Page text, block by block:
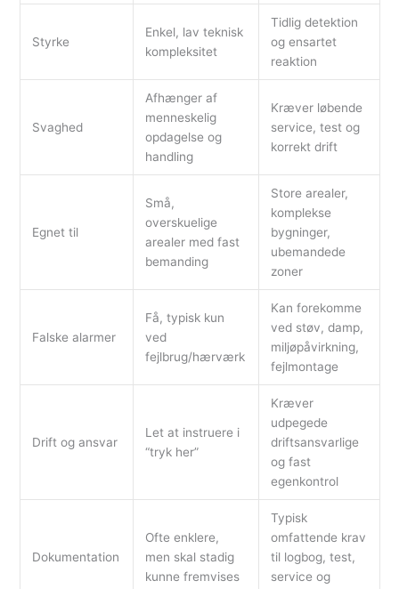
Styrke
Enkel, lav teknisk
kompleksitet
Tidlig detektion
og ensartet
reaktion
Svaghed
Afhænger af
menneskelig
opdagelse og
handling
Kræver løbende
service, test og
korrekt drift
Egnet til
Små,
overskuelige
arealer med fast
bemanding
Store arealer,
komplekse
bygninger,
ubemandede
zoner
Falske alarmer
Få, typisk kun
ved
fejlbrug/hærværk
Kan forekomme
ved støv, damp,
miljøpåvirkning,
fejlmontage
Drift og ansvar
Let at instruere i
“tryk her”
Kræver
udpegede
driftsansvarlige
og fast
egenkontrol
Dokumentation
Ofte enklere,
men skal stadig
kunne fremvises
Typisk
omfattende krav
til logbog, test,
service og